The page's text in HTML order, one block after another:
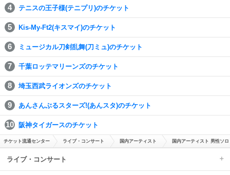
テニスの王子様(テニプリ)のチケット
Kis-My-Ft2(キスマイ)のチケット
ミュージカル刀剣乱舞(刀ミュ)のチケット
千葉ロッテマリーンズのチケット
埼玉西武ライオンズのチケット
あんさんぶるスターズ!(あんスタ)のチケット
阪神タイガースのチケット
チケット流通センター ライブ・コンサート 国内アーティスト 国内アーティスト 男性ソロ
ライブ・コンサート